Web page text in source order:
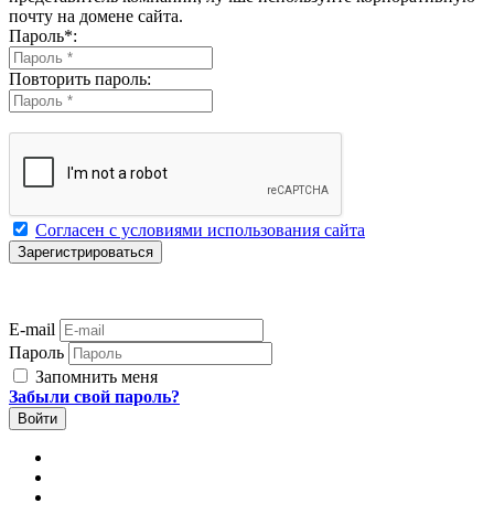
почту на домене сайта.
Пароль*:
Повторить пароль:
Согласен с условиями использования сайта
E-mail
Пароль
Запомнить меня
Забыли свой пароль?